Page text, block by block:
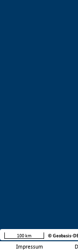
Impressum
100 km © Geobasis-